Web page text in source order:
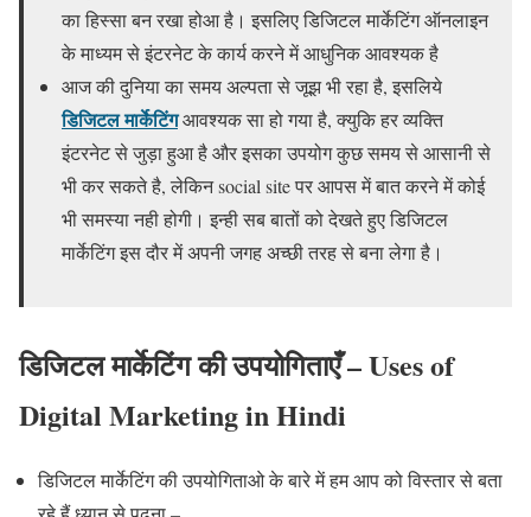
का हिस्सा बन रखा होआ है। इसलिए डिजिटल मार्केटिंग ऑनलाइन
के माध्यम से इंटरनेट के कार्य करने में आधुनिक आवश्यक है
आज की दुनिया का समय अल्पता से जूझ भी रहा है, इसलिये
डिजिटल मार्केटिंगआवश्यक सा हो गया है, क्युकि हर व्यक्ति
इंटरनेट से जुड़ा हुआ है और इसका उपयोग कुछ समय से आसानी से
भी कर सकते है, लेकिन social site पर आपस में बात करने में कोई
भी समस्या नही होगी। इन्ही सब बातों को देखते हुए डिजिटल
मार्केटिंग इस दौर में अपनी जगह अच्छी तरह से बना लेगा है।
डिजिटल मार्केटिंग की उपयोगिताएँ – Uses of
Digital Marketing in Hindi
डिजिटल मार्केटिंग की उपयोगिताओ के बारे में हम आप को विस्तार से बता